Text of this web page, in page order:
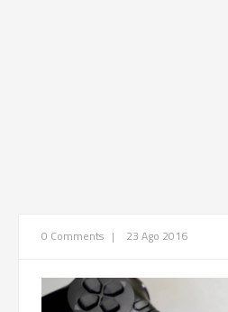
0 Comments | 23 Ago 2016